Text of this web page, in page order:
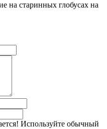
на старинных глобусах на
Используйте обычный